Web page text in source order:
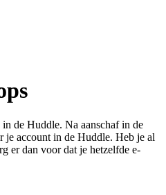
de Huddle. Na aanschaf in de
account in de Huddle. Heb je al
er dan voor dat je hetzelfde e-